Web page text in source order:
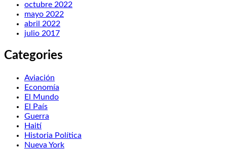
octubre 2022
mayo 2022
abril 2022
julio 2017
Categories
Aviación
Economía
El Mundo
El País
Guerra
Haití
Historia Política
Nueva York